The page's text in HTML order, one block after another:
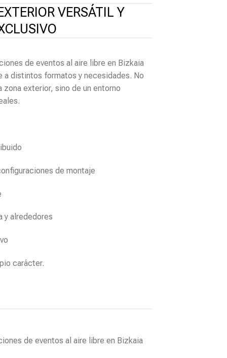
VERSÁTIL Y
de eventos al aire libre en Bizkaia
a distintos formatos y necesidades. No
zona exterior, sino de un entorno
de montaje
y alrededores
carácter.
de eventos al aire libre en Bizkaia